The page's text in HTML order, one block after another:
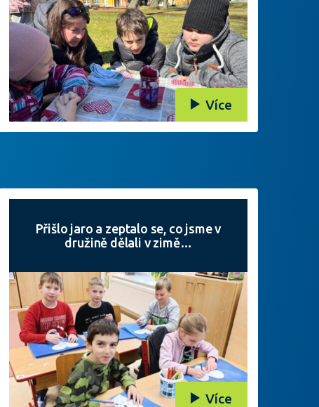
Více
Přišlo jaro a zeptalo se, co jsme v
družině dělali v zimě…
Více